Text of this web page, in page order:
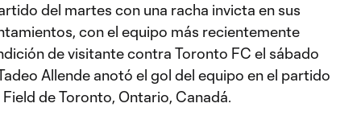
del martes con una racha invicta en sus
con el equipo más recientemente
de visitante contra Toronto FC el sábado
Allende anotó el gol del equipo en el partido
de Toronto, Ontario, Canadá.